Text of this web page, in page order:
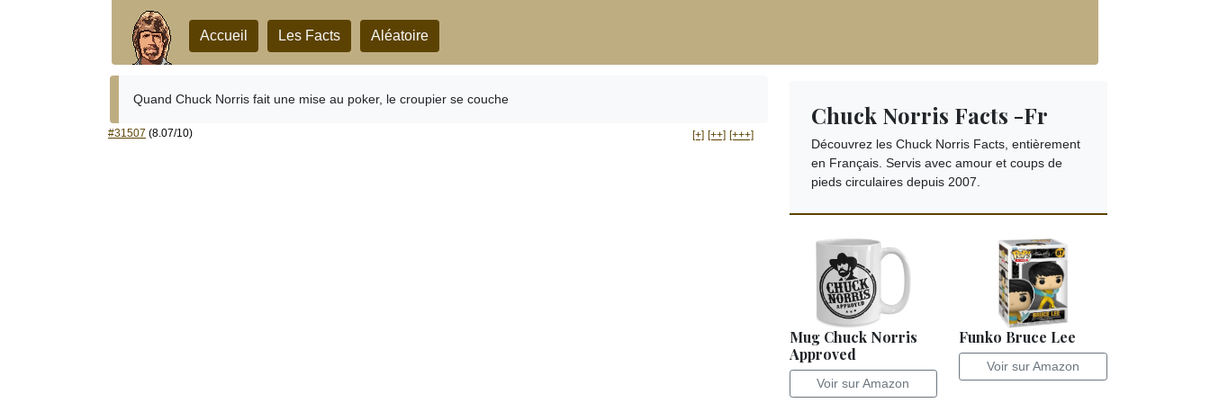
Accueil Les Facts Aléatoire
Quand Chuck Norris fait une mise au poker, le croupier se couche
#31507 (8.07/10) [+] [++] [+++]
Chuck Norris Facts -Fr
Découvrez les Chuck Norris Facts, entièrement
en Français. Servis avec amour et coups de
pieds circulaires depuis 2007.
Mug Chuck Norris
Approved
Voir sur Amazon
Funko Bruce Lee
Voir sur Amazon